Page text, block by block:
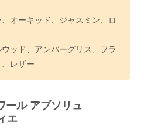
オーキッド、ジャスミン、ロ
ッド、アンバーグリス、フラ
レザー
ール アブソリュ
エ